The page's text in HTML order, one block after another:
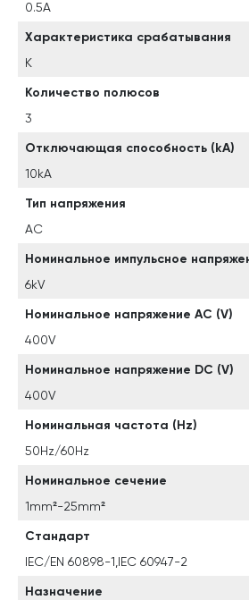
0.5A
Характеристика срабатывания
K
Количество полюсов
3
Отключающая способность (kA)
10kA
Тип напряжения
AC
Номинальное импульсное
6kV
Номинальное напряжение AC (V)
400V
Номинальное напряжение DC (V)
400V
Номинальная частота (Hz)
50Hz/60Hz
Номинальное сечение
1mm²-25mm²
Стандарт
IEC/EN 60898-1,IEC 60947-2
Назначение